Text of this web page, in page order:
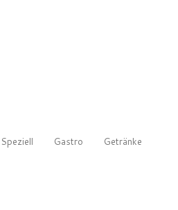
Speziell Gastro Getränke